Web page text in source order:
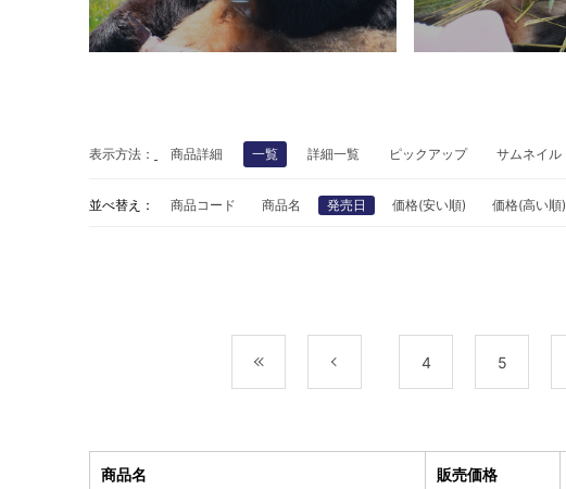
表示方法： 商品詳細 一覧 詳細一覧 ピックアップ サムネイル
並べ替え： 商品コード 商品名 発売日 価格(安い順) 価格(高い順)
4 5
商品名 販売価格